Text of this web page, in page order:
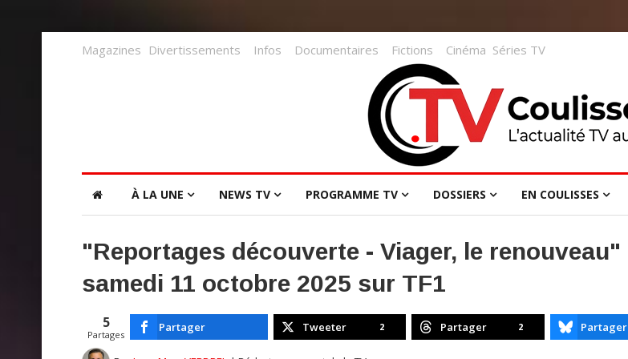
Magazines Divertissements Infos Documentaires Fictions Cinéma Séries TV
À LA UNE NEWS TV PROGRAMME TV DOSSIERS EN COULISSES
"Reportages découverte - Viager, le renouveau"
samedi 11 octobre 2025 sur TF1
5
Partages
Partager Tweeter 2 Partager 2 Partager